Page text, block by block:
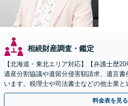
相続財産調査・鑑定
【北海道・東北エリア対応】【弁護士歴
遺産分割協議や遺留分侵害額請求、遺言
います。税理士や司法書士などの他士業
解決が可能です。ぜひご相談ください。
料金表を見る